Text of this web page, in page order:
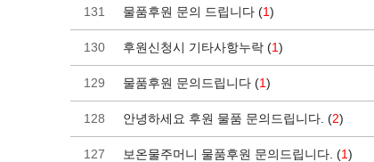
131 물품후원 문의 드립니다 (1)
130 후원신청시 기타사항누락 (1)
129 물품후원 문의드립니다 (1)
128 안녕하세요 후원 물품 문의드립니다. (2)
127 보온물주머니 물품후원 문의드립니다. (1)